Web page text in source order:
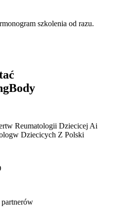
szkolenia od razu.
Reumatologii Dziecicej Ai
Dziecicych Z Polski